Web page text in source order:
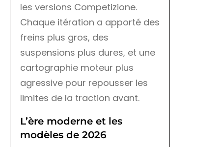
les versions Competizione.
Chaque itération a apporté des
freins plus gros, des
suspensions plus dures, et une
cartographie moteur plus
agressive pour repousser les
limites de la traction avant.
L’ère moderne et les
modèles de 2026